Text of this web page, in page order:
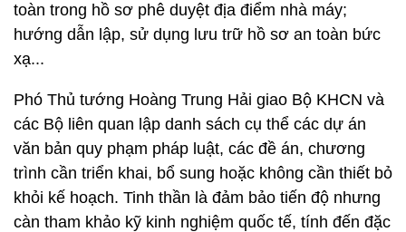
toàn trong hồ sơ phê duyệt địa điểm nhà máy;
hướng dẫn lập, sử dụng lưu trữ hồ sơ an toàn bức
xạ...
Phó Thủ tướng Hoàng Trung Hải giao Bộ KHCN và
các Bộ liên quan lập danh sách cụ thể các dự án
văn bản quy phạm pháp luật, các đề án, chương
trình cần triển khai, bổ sung hoặc không cần thiết bỏ
khỏi kế hoạch. Tinh thần là đảm bảo tiến độ nhưng
càn tham khảo kỹ kinh nghiệm quốc tế, tính đến đặc